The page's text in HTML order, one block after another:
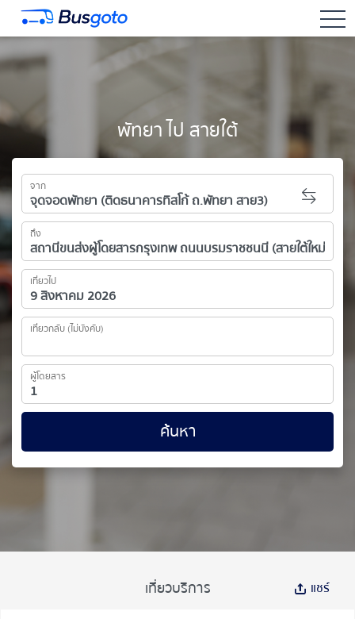
พัทยา ไป สายใต้
จาก
ถึง
เที่ยวไป
เที่ยวกลับ (ไม่บังคับ)
ผู้โดยสาร
ค้นหา
เที่ยวบริการ แชร์